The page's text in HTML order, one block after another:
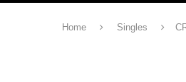
Home Singles